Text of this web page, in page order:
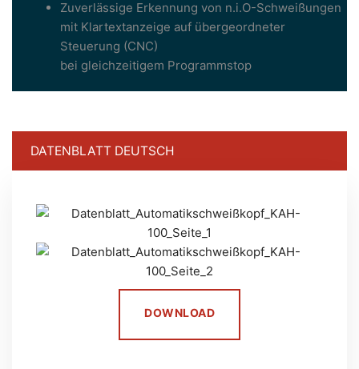
Zuverlässige Erkennung von n.i.O-Schweißungen
mit Klartextanzeige auf übergeordneter
Steuerung (CNC)
bei gleichzeitigem Programmstop
DATENBLATT DEUTSCH
DOWNLOAD